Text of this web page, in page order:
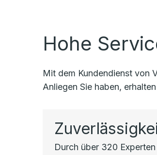
Hohe
Mit dem Kundendienst von
Anliegen Sie haben,
Durch über 320